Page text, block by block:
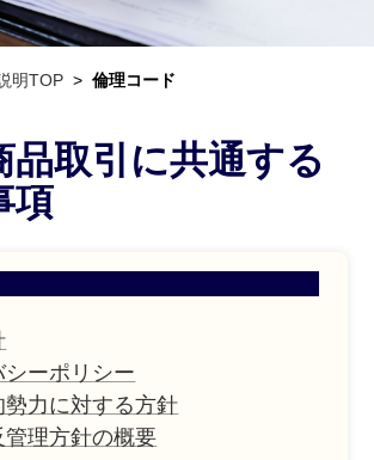
明TOP 倫理コード
品取引に共通する
項
シーポリシー
勢力に対する方針
管理方針の概要